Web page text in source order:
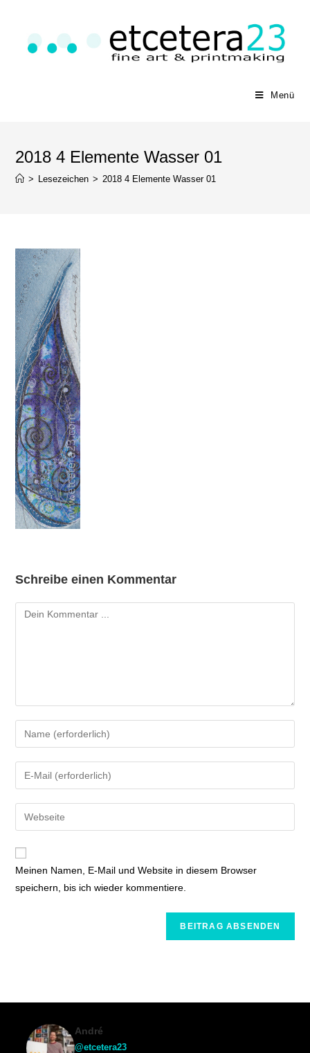
Menü
2018 4 Elemente Wasser 01
> Lesezeichen > 2018 4 Elemente Wasser 01
Schreibe einen Kommentar
Meinen Namen, E-Mail und Website in diesem Browser
speichern, bis ich wieder kommentiere.
André
@etcetera23